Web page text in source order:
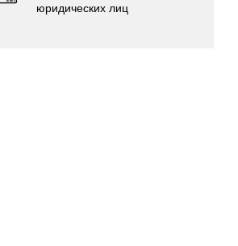
юридических лиц